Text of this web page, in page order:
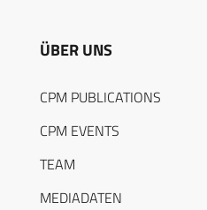
ÜBER UNS
CPM PUBLICATIONS
CPM EVENTS
TEAM
MEDIADATEN